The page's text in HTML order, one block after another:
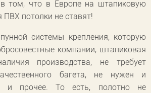
том, что в Европе на штапиковую
ПВХ потолки не ставят!
системы крепления, которую
компании, штапиковая
производства, не требует
багета, не нужен и
и прочее. То есть, полотно не